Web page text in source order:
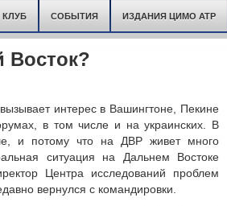
СОБЫТИЯ ИЗДАНИЯ ЦИМО АТР
Восток?
интерес в Вашингтоне, Пекине
в том числе и на украинских. В
и потому что на ДВР живет много
ситуация на Дальнем Востоке
Центра исследований проблем
вернулся с командировки.